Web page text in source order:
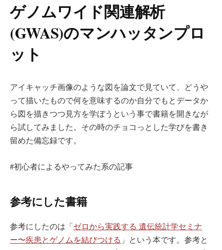
ゲノムワイド関連解析
(GWAS)のマンハッタンプロ
ット
アイキャッチ画像のような図を論文で見ていて、どうや
って描いたもので何を意味するのか自分でもとデータか
ら図を描きつつ見方を学ぼうという事で書籍を開きなが
ら試してみました。その時のチョコっとした学びを書き
留めた備忘録です。
#初心者によるやってみた系の記事
参考にした書籍
参考にしたのは「ゼロから実践する 遺伝統計学セミナ
ー〜疾患とゲノムを結びつける 」という本です。参考と